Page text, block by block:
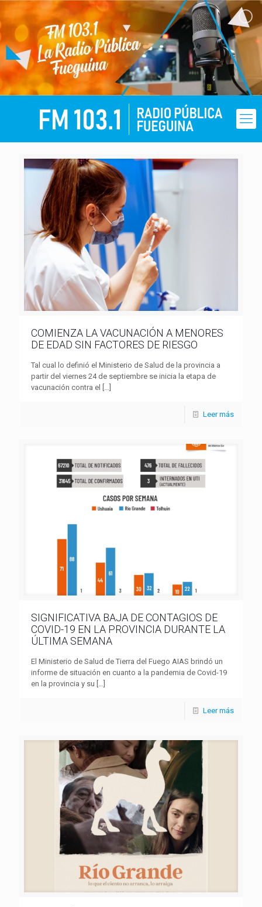
COMIENZA LA VACUNACIÓN A MENORES
DE EDAD SIN FACTORES DE RIESGO
Tal cual lo definió el Ministerio de Salud de la provincia a
partir del viernes 24 de septiembre se inicia la etapa de
vacunación contra el […]
Leer más
SIGNIFICATIVA BAJA DE CONTAGIOS DE
COVID-19 EN LA PROVINCIA DURANTE LA
ÚLTIMA SEMANA
El Ministerio de Salud de Tierra del Fuego AIAS brindó un
informe de situación en cuanto a la pandemia de Covid-19
en la provincia y su […]
Leer más